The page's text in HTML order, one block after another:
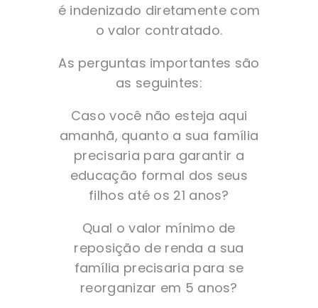
é indenizado diretamente com
o valor contratado.
As perguntas importantes são
as seguintes:
Caso você não esteja aqui
amanhã, quanto a sua família
precisaria para garantir a
educação formal dos seus
filhos até os 21 anos?
Qual o valor mínimo de
reposição de renda a sua
família precisaria para se
reorganizar em 5 anos?